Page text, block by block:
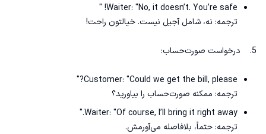
Waiter: "No, it doesn’t. You’re safe! "
ترجمه: نه، شامل آجیل نیست. خیالتون راحت!
5. درخواست صورت‌حساب:
Customer: "Could we get the bill, please?"
ترجمه: ممکنه صورت‌حساب را بیاورید؟
Waiter: "Of course, I’ll bring it right away."
ترجمه: حتماً، بلافاصله می‌آورمش.